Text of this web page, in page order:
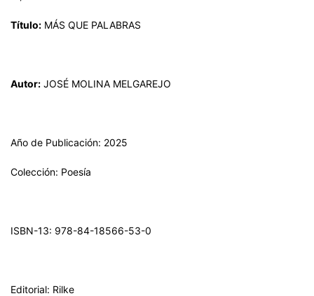
Título: MÁS QUE PALABRAS
Autor: JOSÉ MOLINA MELGAREJO
Año de Publicación: 2025
Colección: Poesía
ISBN-13: 978-84-18566-53-0
Editorial: Rilke